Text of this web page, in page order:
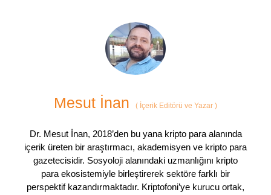
Mesut İnan ( İçerik Editörü ve Yazar )
Dr. Mesut İnan, 2018’den bu yana kripto para alanında
içerik üreten bir araştırmacı, akademisyen ve kripto para
gazetecisidir. Sosyoloji alanındaki uzmanlığını kripto
para ekosistemiyle birleştirerek sektöre farklı bir
perspektif kazandırmaktadır. Kriptofoni’ye kurucu ortak,